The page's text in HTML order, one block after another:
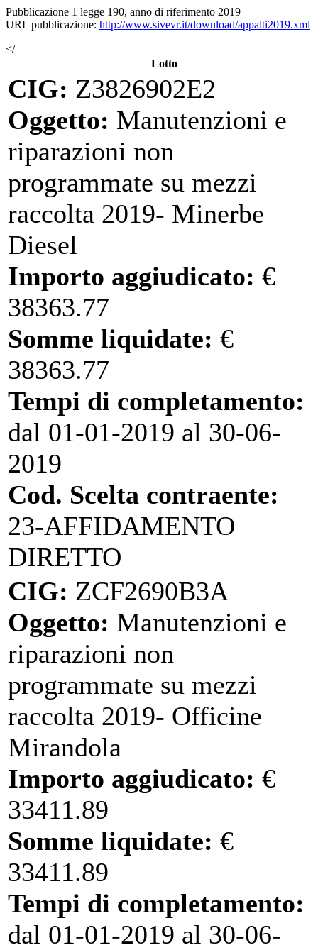
Pubblicazione 1 legge 190, anno di riferimento 2019
URL pubblicazione: http://www.sivevr.it/download/appalti2019.xml
</
Lotto
CIG: Z3826902E2
Oggetto: Manutenzioni e
riparazioni non
programmate su mezzi
raccolta 2019- Minerbe
Diesel
Importo aggiudicato: €
38363.77
Somme liquidate: €
38363.77
Tempi di completamento:
dal 01-01-2019 al 30-06-
2019
Cod. Scelta contraente:
23-AFFIDAMENTO
DIRETTO
CIG: ZCF2690B3A
Oggetto: Manutenzioni e
riparazioni non
programmate su mezzi
raccolta 2019- Officine
Mirandola
Importo aggiudicato: €
33411.89
Somme liquidate: €
33411.89
Tempi di completamento:
dal 01-01-2019 al 30-06-